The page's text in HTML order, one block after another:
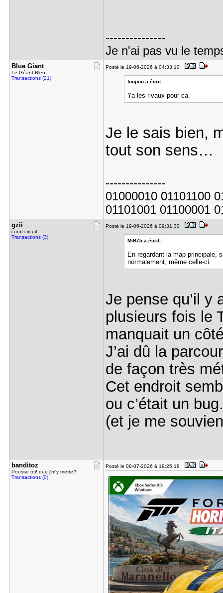
---------------
Je n'ai pas vu le
Blue Giant
Le Géant Bleu
Transactions (21)
Posté le 19-06-2026 à 04:33:10
foupou a écrit :
Ya les rivaux pour ca.
Je le sais bien,
tout son sens…
---------------
01000010 01101100
01101001 01100001
gzii
court-circuit
Transactions (3)
Posté le 19-06-2026 à 09:31:30
MiB75 a écrit :
En regardant la map principale,
normalement, même celle-ci.
Je pense qu’il y
plusieurs fois le
manquait un
J’ai dû la
de façon très
Cet endroit
ou c’était un bug.
(et je me
banditoz
Pousse toi! que j'm'y mette?!
Transactions (0)
Posté le 08-07-2026 à 19:25:18